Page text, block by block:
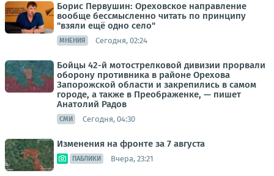
Борис Первушин: Ореховское направление
вообще бессмысленно читать по принципу
"взяли ещё одно село"
МНЕНИЯ Сегодня, 02:24
Бойцы 42-й мотострелковой дивизии прорвали
оборону противника в районе Орехова
Запорожской области и закрепились в самом
городе, а также в Преображенке, — пишет
Анатолий Радов
СМИ Сегодня, 04:30
Изменения на фронте за 7 августа
ПАБЛИКИ Вчера, 23:21